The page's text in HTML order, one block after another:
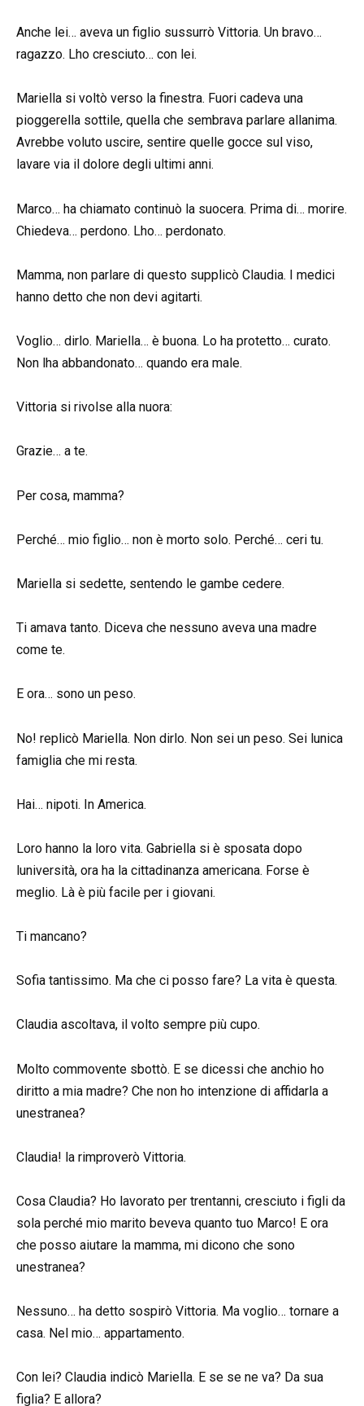
Anche lei… aveva un figlio sussurrò Vittoria. Un bravo…
ragazzo. Lho cresciuto… con lei.
Mariella si voltò verso la finestra. Fuori cadeva una
pioggerella sottile, quella che sembrava parlare allanima.
Avrebbe voluto uscire, sentire quelle gocce sul viso,
lavare via il dolore degli ultimi anni.
Marco… ha chiamato continuò la suocera. Prima di… morire.
Chiedeva… perdono. Lho… perdonato.
Mamma, non parlare di questo supplicò Claudia. I medici
hanno detto che non devi agitarti.
Voglio… dirlo. Mariella… è buona. Lo ha protetto… curato.
Non lha abbandonato… quando era male.
Vittoria si rivolse alla nuora:
Grazie… a te.
Per cosa, mamma?
Perché… mio figlio… non è morto solo. Perché… ceri tu.
Mariella si sedette, sentendo le gambe cedere.
Ti amava tanto. Diceva che nessuno aveva una madre
come te.
E ora… sono un peso.
No! replicò Mariella. Non dirlo. Non sei un peso. Sei lunica
famiglia che mi resta.
Hai… nipoti. In America.
Loro hanno la loro vita. Gabriella si è sposata dopo
luniversità, ora ha la cittadinanza americana. Forse è
meglio. Là è più facile per i giovani.
Ti mancano?
Sofia tantissimo. Ma che ci posso fare? La vita è questa.
Claudia ascoltava, il volto sempre più cupo.
Molto commovente sbottò. E se dicessi che anchio ho
diritto a mia madre? Che non ho intenzione di affidarla a
unestranea?
Claudia! la rimproverò Vittoria.
Cosa Claudia? Ho lavorato per trentanni, cresciuto i figli da
sola perché mio marito beveva quanto tuo Marco! E ora
che posso aiutare la mamma, mi dicono che sono
unestranea?
Nessuno… ha detto sospirò Vittoria. Ma voglio… tornare a
casa. Nel mio… appartamento.
Con lei? Claudia indicò Mariella. E se se ne va? Da sua
figlia? E allora?